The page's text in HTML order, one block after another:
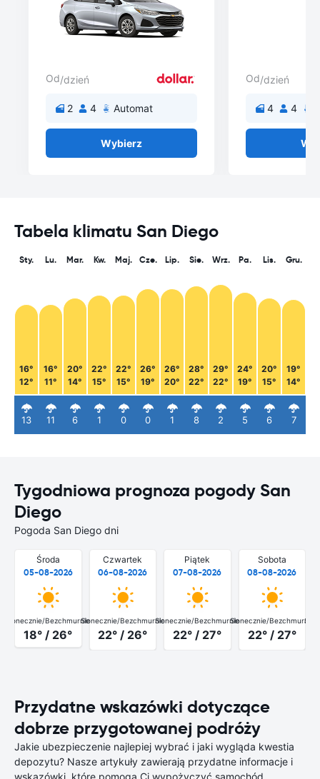
Od/dzień
2 4 Automat
Wybierz
Od/dzień
4 4
Tabela klimatu San Diego
Sty.
16°
12°
13
Lu.
16°
11°
11
Mar.
20°
14°
6
Kw.
22°
15°
1
Maj.
22°
15°
0
Cze.
26°
19°
0
Lip.
26°
20°
1
Sie.
28°
22°
8
Wrz.
29°
22°
2
Pa.
24°
19°
5
Lis.
20°
15°
6
Gru.
19°
14°
7
Tygodniowa prognoza pogody San
Diego
Pogoda San Diego dni
Środa
05-08-2026
Słonecznie/Bezchmurnie
18° / 26°
Czwartek
06-08-2026
Słonecznie/Bezchmurnie
22° / 26°
Piątek
07-08-2026
Słonecznie/Bezchmurnie
22° / 27°
Sobota
08-08-2026
Słonecznie/Bezchmurnie
22° / 27°
Przydatne wskazówki dotyczące
dobrze przygotowanej podróży
Jakie ubezpieczenie najlepiej wybrać i jaki wygląda kwestia
depozytu? Nasze artykuły zawierają przydatne informacje i
wskazówki, które pomogą Ci wypożyczyć samochód